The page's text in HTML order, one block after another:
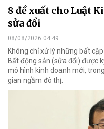
8 đề xuất cho Luật
sửa đổi
08/08/2026 04:49
Không chỉ xử lý những bất
Bất động sản (sửa đổi) được
mô hình kinh doanh mới,
gian ngầm đô thị.